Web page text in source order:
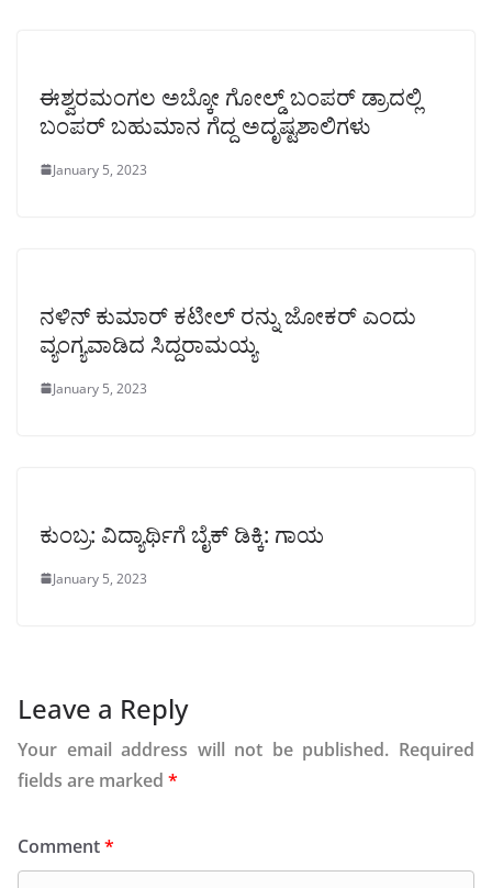
ಈಶ್ವರಮಂಗಲ ಅಬ್ಕೋ ಗೋಲ್ಡ್ ಬಂಪರ್ ಡ್ರಾದಲ್ಲಿ
ಬಂಪರ್ ಬಹುಮಾನ ಗೆದ್ದ ಅದೃಷ್ಟಶಾಲಿಗಳು
January 5, 2023
ನಳಿನ್ ಕುಮಾರ್ ಕಟೀಲ್ ರನ್ನು ಜೋಕರ್ ಎಂದು
ವ್ಯಂಗ್ಯವಾಡಿದ ಸಿದ್ದರಾಮಯ್ಯ
January 5, 2023
ಕುಂಬ್ರ: ವಿದ್ಯಾರ್ಥಿಗೆ ಬೈಕ್ ಡಿಕ್ಕಿ: ಗಾಯ
January 5, 2023
Leave a Reply
Your email address will not be published. Required
fields are marked *
Comment*